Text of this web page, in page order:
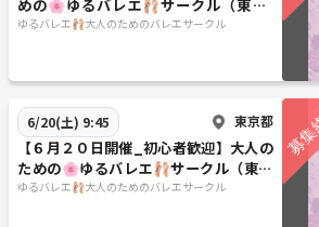
めの🌸ゆるバレエ🩰サークル（東京/
茗荷谷)
ゆるバレエ🩰大人のためのバレエサークル
6/20(土) 9:45 東京都
【６月２０日開催_初心者歓迎】大人の
ための🌸ゆるバレエ🩰サークル（東京
／大塚)
ゆるバレエ🩰大人のためのバレエサークル